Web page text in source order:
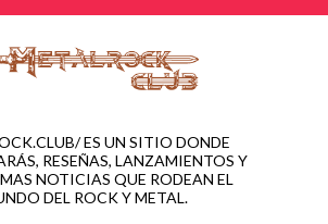
ES UN SITIO DONDE
RESEÑAS, LANZAMIENTOS Y
NOTICIAS QUE RODEAN EL
DEL ROCK Y METAL.